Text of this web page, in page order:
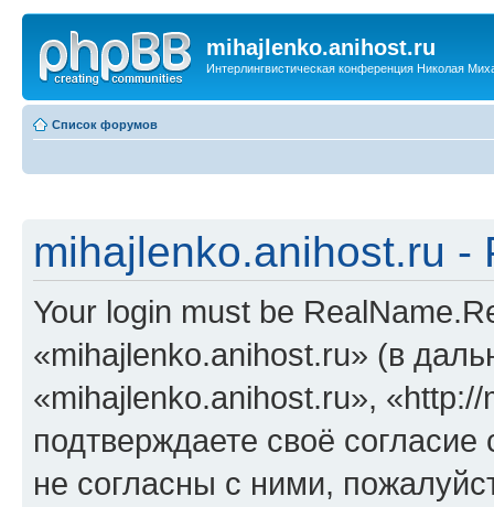
mihajlenko.anihost.ru
Интерлингвистическая конференция Николая
Список форумов
mihajlenko.anihost.ru -
Your login must be
«mihajlenko.anihost.ru» (в
«mihajlenko.anihost.ru»,
подтверждаете своё
не согласны с ними,